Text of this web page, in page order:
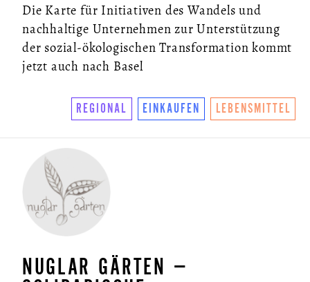
Die Karte für Initiativen des Wandels und
nachhaltige Unternehmen zur Unterstützung
der sozial-ökologischen Transformation kommt
jetzt auch nach Basel
REGIONAL EINKAUFEN LEBENSMITTEL
NUGLAR GÄRTEN –